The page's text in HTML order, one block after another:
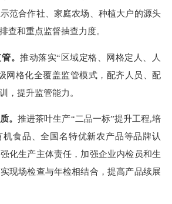
范合作社、家庭农场、种植大户的源头
查和重点监督抽查力度。
。推动落实“区域定格、网格定人、人
网格化全覆盖监管模式，配齐人员、配
，提升监管能力。
质。推进茶叶生产“二品一标”提升工程,培
食品、全国名特优新农产品等品牌认
化生产主体责任，加强企业内检员和生
现场检查与年检相结合，提高产品续展